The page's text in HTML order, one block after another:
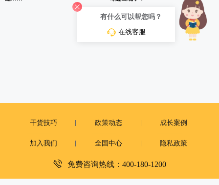
干货技巧 政策动态 成长案例
加入我们 全国中心 隐私政策
深圳市复米健康科技有限公司
有什么可以帮您吗？
在线客服
免费咨询热线：400-180-1200